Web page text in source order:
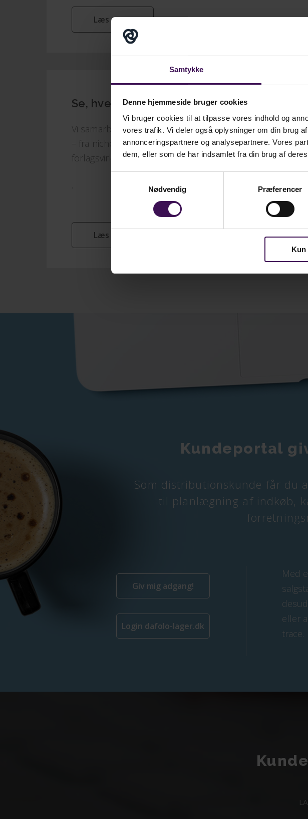
Samtykke
Denne hjemmeside bruger cookies
Vi bruger cookies til at tilpasse vores indhold og
vores trafik. Vi deler også oplysninger om din brug
annonceringspartnere og analysepartnere. Vores
dem, eller som de har indsamlet fra din brug af
Nødvendig
Præferencer
Kun
Læs mere
Se, hvem der allerede har valgt os
Vi samarbejder med mere end 300 forlag i alle størrelser
– fra nicheforlag til større etablerede
forlagsvirksomheder med en bred portefølje af varer.
Læs mere
Kundeportal
Som distributionskunde får du
til planlægning af indkøb,
Giv mig adgang!
Login dafolo-lager.dk
Med
eller
trace.